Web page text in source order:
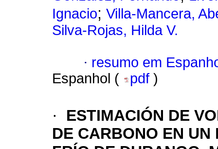
Ignacio; Villa-Mancera,
Silva-Rojas, Hilda V.
· resumo em
Espanhol (
pdf )
·
ESTIMACIÓN DE
DE CARBONO EN